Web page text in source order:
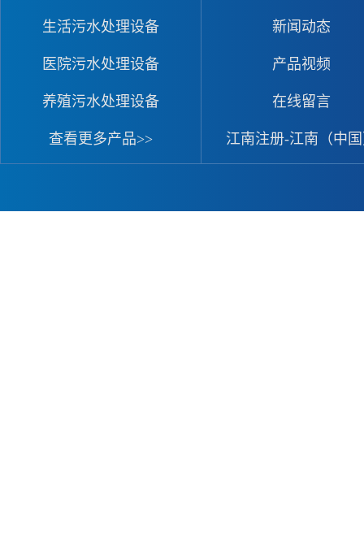
生活污水处理设备
医院污水处理设备
养殖污水处理设备
查看更多产品>>
新闻动态
产品视频
在线留言
江南注册-江南（中